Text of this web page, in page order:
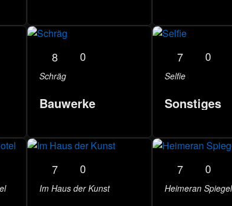
8 0
Schräg
Bauwerke
7 0
Selfie
Sonstiges
7 0
Im Haus der Kunst
7 0
Heimeran